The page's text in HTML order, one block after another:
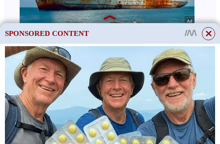
SPONSORED CONTENT